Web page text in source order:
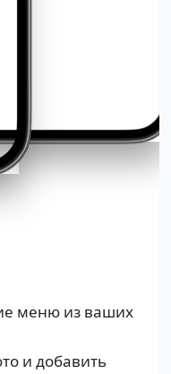
меню из ваших
и добавить